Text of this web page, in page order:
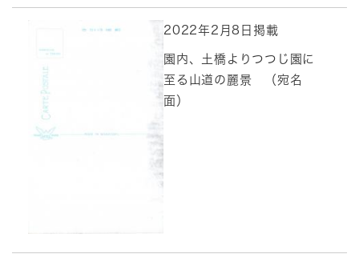
2022年2月8日掲載
園内、土橋よりつつじ園に
至る山道の麗景 （宛名
面）